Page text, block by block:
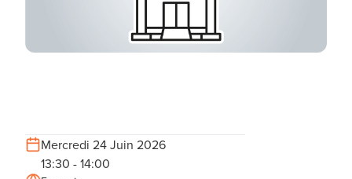
Mercredi 24 Juin 2026
13:30 - 14:00